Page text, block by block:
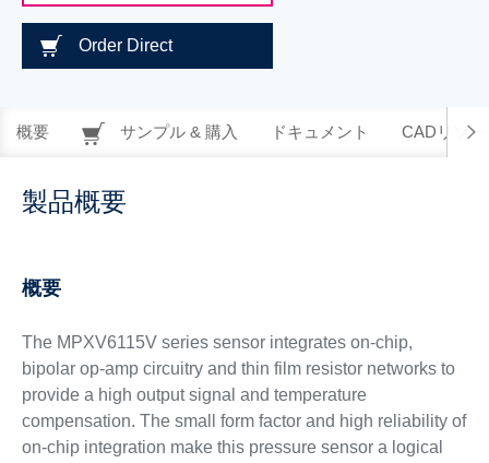
Order Direct
概要 サンプル & 購入 ドキュメント CADリソー
製品概要
概要
The MPXV6115V series sensor integrates on-chip,
bipolar op-amp circuitry and thin film resistor networks to
provide a high output signal and temperature
compensation. The small form factor and high reliability of
on-chip integration make this pressure sensor a logical